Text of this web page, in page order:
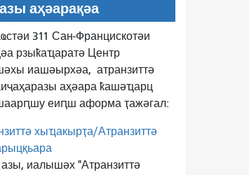
аҳәарақәа
311 Сан-Францискотәи
рзыҟаҵаратә Центр
иашәырхәа, атранзиттә
аҳәара ҟашәҵарц
еиԥш аформа ҭажәгал:
хыҵакырҭа/Атранзиттә
иалышәх "Атранзиттә